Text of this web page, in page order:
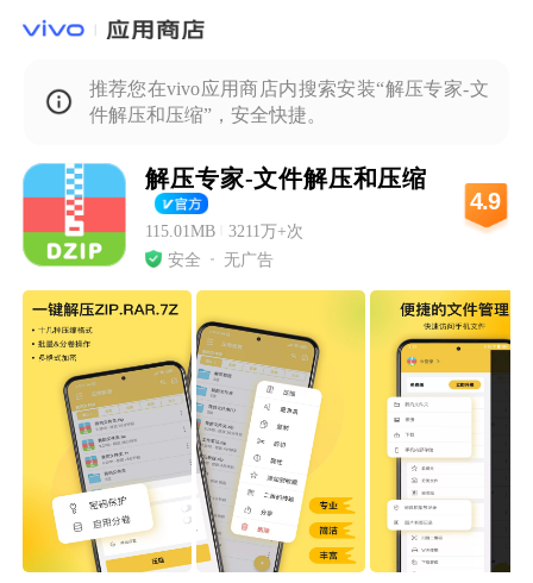
推荐您在vivo应用商店内搜索安装“解压专家-文
件解压和压缩”，安全快捷。
解压专家-文件解压和压缩
115.01MB
3211万+次
安全
无广告
4.9